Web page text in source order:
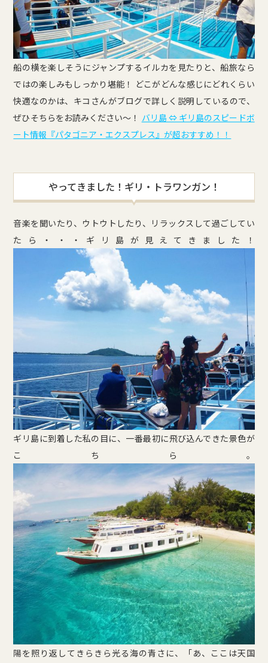
船の横を楽しそうにジャンプするイルカを見たりと、船旅なら
ではの楽しみもしっかり堪能！ どこがどんな感じにどれくらい
快適なのかは、キコさんがブログで詳しく説明しているので、
ぜひそちらをお読みください～！ バリ島 ⇔ ギリ島のスピードボ
ート情報『パタゴニア・エクスプレス』が超おすすめ！！
やってきました！ギリ・トラワンガン！
音楽を聞いたり、ウトウトしたり、リラックスして過ごしてい
たら・・・ギリ島が見えてきました！
ギリ島に到着した私の目に、一番最初に飛び込んできた景色が
こちら。
陽を照り返してきらきら光る海の青さに、「あ、ここは天国